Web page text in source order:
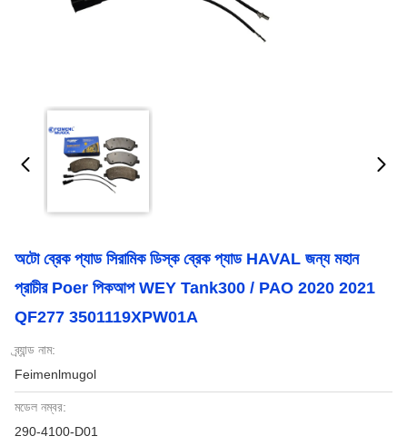
অটো ব্রেক প্যাড সিরামিক ডিস্ক ব্রেক প্যাড HAVAL জন্য মহান
প্রাচীর Poer পিকআপ WEY Tank300 / PAO 2020 2021
QF277 3501119XPW01A
ব্র্যান্ড নাম:
Feimenlmugol
মডেল নম্বর:
290-4100-D01